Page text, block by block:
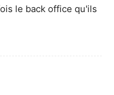
le back office qu'ils